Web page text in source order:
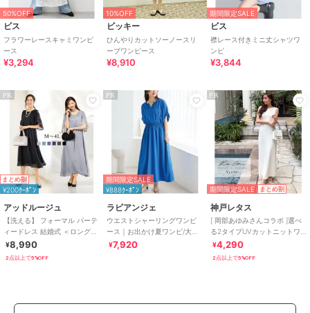
50%OFF
ビス
フラワーレースキャミワンピ
ース
¥3,294
10%OFF
ビッキー
ひんやりカットソーノースリ
ーブワンピース
¥8,910
期間限定SALE
ビス
襟レース付きミニ丈シャツワ
ンピ
¥3,844
PR
まとめ割
¥200ｸｰﾎﾟﾝ
アッドルージュ
【洗える】 フォーマル パーテ
ィードレス 結婚式 ＜ロング丈
有＞ S~4L
¥8,990
2点以上で5%OFF
PR
期間限定SALE
¥888ｸｰﾎﾟﾝ
ラビアンジェ
ウエストシャーリングワンピ
ース｜お出かけ夏ワンピ/大人
リラックス/細見え/サラッと涼
¥7,920
PR
期間限定SALE まとめ割
神戸レタス
[ 岡部あゆみさんコラボ ]選べ
る2タイプUVカットニットワ
ンピース [E3564]
¥4,290
2点以上で5%OFF